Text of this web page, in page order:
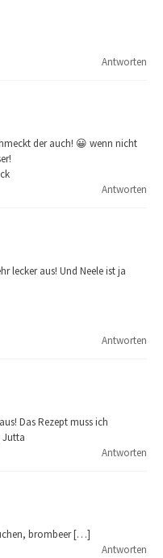
Antworten
der auch! 😀 wenn nicht
Antworten
lecker aus! Und Neele ist ja
Antworten
Das Rezept muss ich
Jutta
Antworten
brombeer […]
Antworten